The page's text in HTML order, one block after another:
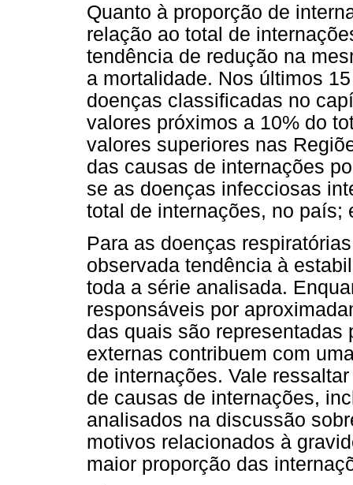
Quanto à proporção de
relação ao total de
tendência de redução na
a mortalidade. Nos últimos
doenças classificadas no
valores próximos a 10% do
valores superiores nas
das causas de internações
se as doenças infecciosas
total de internações, no país;
Para as doenças
observada tendência à
toda a série analisada.
responsáveis por
das quais são
externas contribuem com
de internações. Vale
de causas de internações,
analisados na discussão
motivos relacionados à
maior proporção das